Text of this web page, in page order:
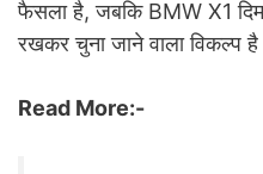
फैसला है, जबकि BMW X1
रखकर चुना जाने वाला विकल्प
Read More:-